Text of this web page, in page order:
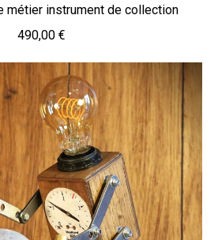
métier instrument de collection
490,00 €